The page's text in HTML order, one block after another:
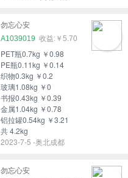
勿忘心安
A1039019
￥5.70
PET瓶0.7kg ￥0.98
PE瓶0.11kg ￥0.14
织物0.3kg ￥0.2
玻璃1.08kg ￥0
书报0.43kg ￥0.39
金属1.04kg ￥0.78
铝拉罐0.54kg ￥3.21
共 4.2kg
2023-7-5 -奥北成都
勿忘心安